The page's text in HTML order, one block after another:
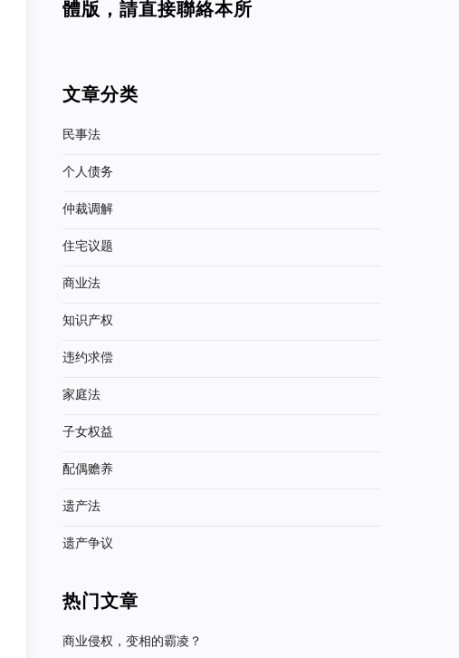
體版，請直接聯絡本所
文章分类
民事法
个人债务
仲裁调解
住宅议题
商业法
知识产权
违约求偿
家庭法
子女权益
配偶赡养
遗产法
遗产争议
热门文章
商业侵权，变相的霸凌？